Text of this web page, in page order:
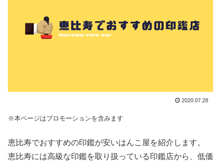
2020.07.28
※本ページはプロモーションを含みます
恵比寿でおすすめの印鑑が安いはんこ屋を紹介します。
恵比寿には高級な印鑑を取り扱っている印鑑店から、低価